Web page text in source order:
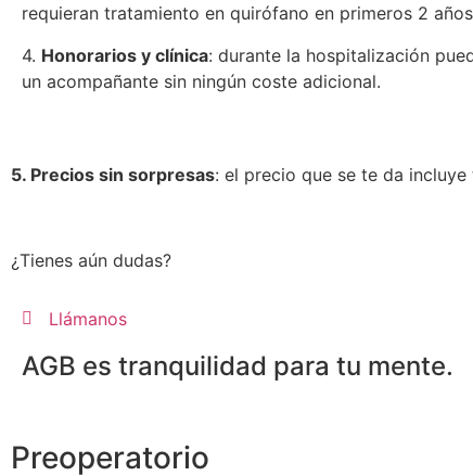
requieran tratamiento en quirófano en primeros 2 años
4. Honorarios y clínica: durante la hospitalización
un acompañante sin ningún coste adicional.
5. Precios sin sorpresas: el precio que se te da
¿Tienes aún dudas?
Llámanos
AGB es tranquilidad para tu mente.
Preoperatorio